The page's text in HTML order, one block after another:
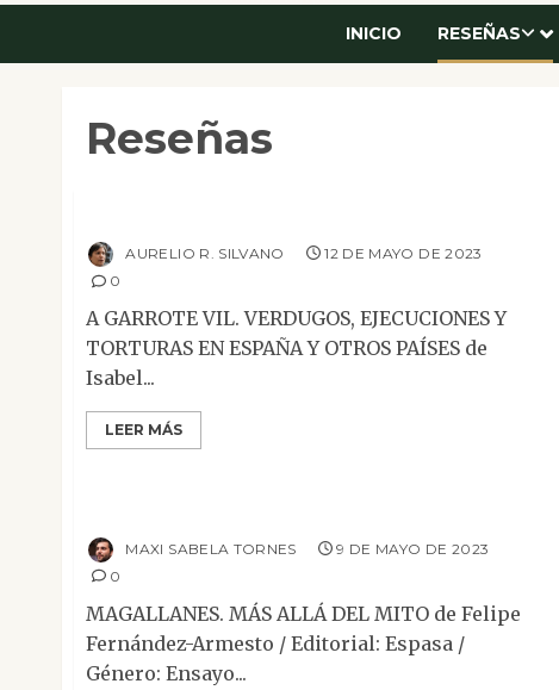
INICIO RESEÑAS
Reseñas
Ensayo Reseñas
AURELIO R. SILVANO
12 DE MAYO DE 2023
0
A GARROTE VIL. VERDUGOS, EJECUCIONES Y
TORTURAS EN ESPAÑA Y OTROS PAÍSES de
Isabel...
LEER MÁS
Ensayo Reseñas
MAXI SABELA TORNES
9 DE MAYO DE 2023
0
MAGALLANES. MÁS ALLÁ DEL MITO de Felipe
Fernández-Armesto / Editorial: Espasa /
Género: Ensayo...